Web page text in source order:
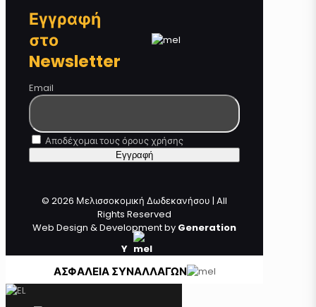
Εγγραφή
στο
Newsletter
Email
Αποδέχομαι τους όρους χρήσης
© 2026 Μελισσοκομική Δωδεκανήσου | All
Rights Reserved
Web Design & Development by Generation
Y
ΑΣΦΑΛΕΙΑ ΣΥΝΑΛΛΑΓΩΝ